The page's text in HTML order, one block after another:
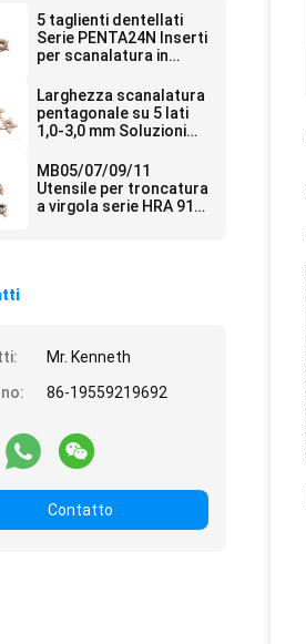
5 taglienti dentellati
Serie PENTA24N Inserti
per scanalatura in
durata e bassa usura
Larghezza scanalatura
pentagonale su 5 lati
1,0-3,0 mm Soluzioni
tagliente Inserti per
scanalatura in metallo
duro
MB05/07/09/11
Utensile per troncatura
a virgola serie HRA 91.8
Mr. Kenneth
86-19559219692
Contatto